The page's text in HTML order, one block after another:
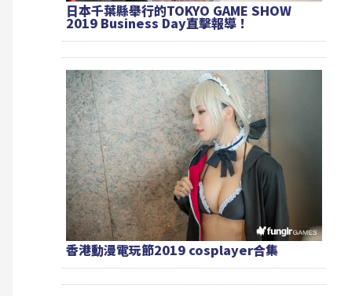
日本千葉縣舉行的TOKYO GAME SHOW
2019 Business Day直擊報導！
香港動漫電玩節2019 cosplayer合集